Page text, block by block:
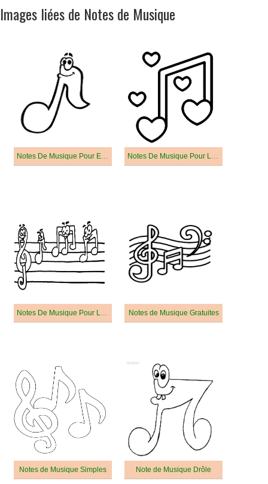
Images liées de Notes de Musique
Notes De Musique Pour Enfant Notes De Musique Pour Les Enfants De 1 An
Notes De Musique Pour Les Enfants De 5 An Notes de Musique Gratuites
Notes de Musique Simples Note de Musique Drôle